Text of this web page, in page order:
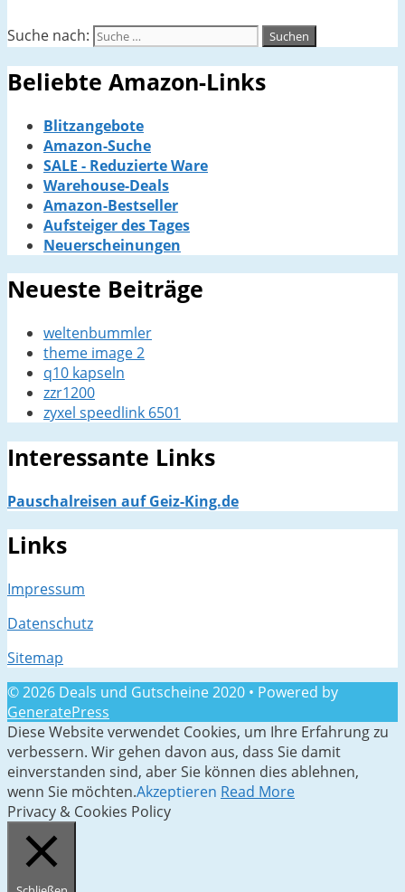
Suche nach:
Beliebte Amazon-Links
Blitzangebote
Amazon-Suche
SALE - Reduzierte Ware
Warehouse-Deals
Amazon-Bestseller
Aufsteiger des Tages
Neuerscheinungen
Neueste Beiträge
weltenbummler
theme image 2
q10 kapseln
zzr1200
zyxel speedlink 6501
Interessante Links
Pauschalreisen auf Geiz-King.de
Links
Impressum
Datenschutz
Sitemap
© 2026 Deals und Gutscheine 2020 • Powered by
GeneratePress
Diese Website verwendet Cookies, um Ihre Erfahrung zu
verbessern. Wir gehen davon aus, dass Sie damit
einverstanden sind, aber Sie können dies ablehnen,
wenn Sie möchten.Akzeptieren Read More
Privacy & Cookies Policy